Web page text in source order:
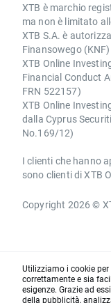
XTB è marchio
ma non è limitato
XTB S.A. è
Finansowego
XTB Online
Financial Conduct
FRN 522157)
XTB Online
dalla Cyprus
No.169/12)
I clienti che hanno
sono clienti di XTB
Copyright 2026 ©
Utilizziamo i cookie
correttamente e sia
esigenze. Grazie ad
della pubblicità,